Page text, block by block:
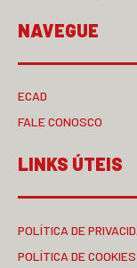
NAVEGUE
ECAD
FALE CONOSCO
LINKS ÚTEIS
POLÍTICA DE
POLÍTICA DE COOKIES